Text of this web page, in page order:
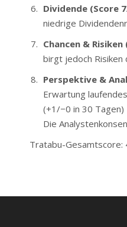
Dividende (Score
niedrige
Chancen &
birgt jedoch Risiken
Perspektive &
Erwartung
(+1/−0 in 30 Tagen)
Die
Tratabu-Gesamtscore: